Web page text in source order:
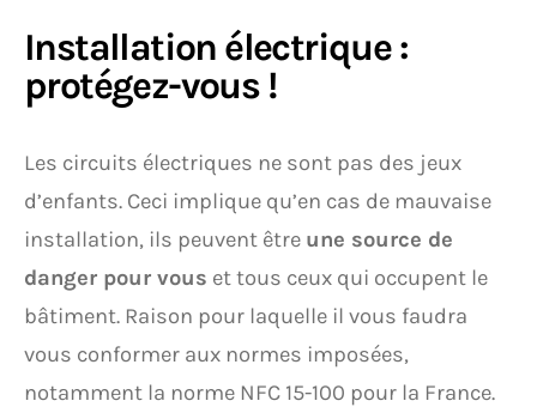
Installation électrique :
protégez-vous !
Les circuits électriques ne sont pas des jeux
d’enfants. Ceci implique qu’en cas de mauvaise
installation, ils peuvent être une source de
danger pour vous et tous ceux qui occupent le
bâtiment. Raison pour laquelle il vous faudra
vous conformer aux normes imposées,
notamment la norme NFC 15-100 pour la France.